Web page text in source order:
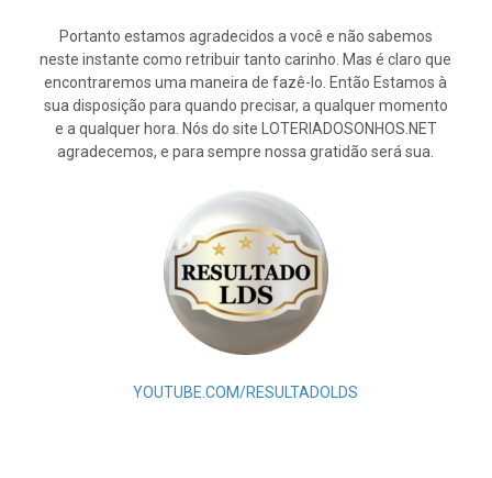
Portanto estamos agradecidos a você e não sabemos
neste instante como retribuir tanto carinho. Mas é claro que
encontraremos uma maneira de fazê-lo. Então Estamos à
sua disposição para quando precisar, a qualquer momento
e a qualquer hora. Nós do site LOTERIADOSONHOS.NET
agradecemos, e para sempre nossa gratidão será sua.
YOUTUBE.COM/RESULTADOLDS